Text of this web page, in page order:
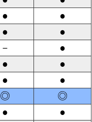
● ●
● ●
－ ●
● ●
● ●
◎ ◎
● ●